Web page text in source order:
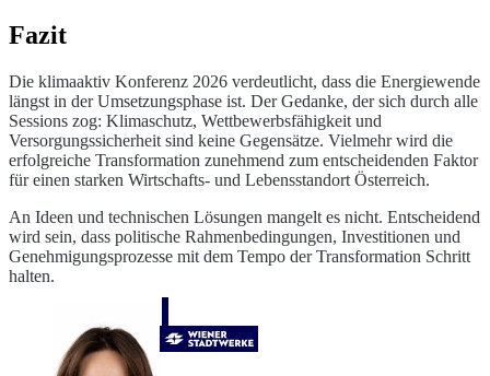
Fazit
Die klimaaktiv Konferenz 2026 verdeutlicht, dass die Energiewende
längst in der Umsetzungsphase ist. Der Gedanke, der sich durch alle
Sessions zog: Klimaschutz, Wettbewerbsfähigkeit und
Versorgungssicherheit sind keine Gegensätze. Vielmehr wird die
erfolgreiche Transformation zunehmend zum entscheidenden Faktor
für einen starken Wirtschafts- und Lebensstandort Österreich.
An Ideen und technischen Lösungen mangelt es nicht. Entscheidend
wird sein, dass politische Rahmenbedingungen, Investitionen und
Genehmigungsprozesse mit dem Tempo der Transformation Schritt
halten.